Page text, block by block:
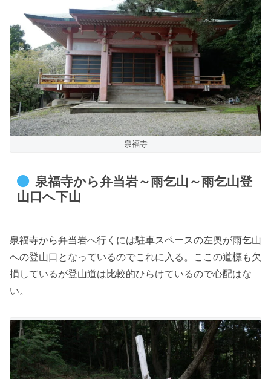
泉福寺
泉福寺から弁当岩～雨乞山～雨乞山登
山口へ下山
泉福寺から弁当岩へ行くには駐車スペースの左奥が雨乞山
への登山口となっているのでこれに入る。ここの道標も欠
損しているが登山道は比較的ひらけているので心配はな
い。